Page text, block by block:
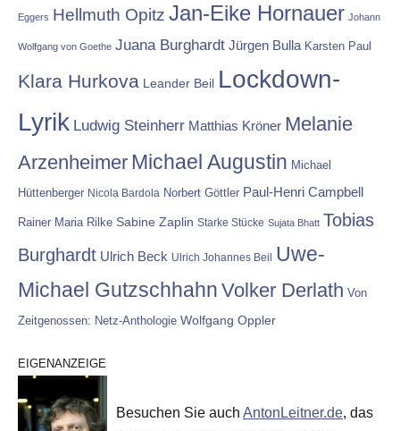
Eggers Hellmuth Opitz Jan-Eike Hornauer Johann
Wolfgang von Goethe Juana Burghardt Jürgen Bulla Karsten Paul
Klara Hurkova Leander Beil Lockdown-
Lyrik Ludwig Steinherr Matthias Kröner Melanie
Arzenheimer Michael Augustin Michael
Hüttenberger Nicola Bardola Norbert Göttler Paul-Henri Campbell
Rainer Maria Rilke Sabine Zaplin Starke Stücke Sujata Bhatt Tobias
Burghardt Ulrich Beck Ulrich Johannes Beil
Uwe-
Michael Gutzschhahn Volker Derlath Von
Zeitgenossen: Netz-Anthologie Wolfgang Oppler
EIGENANZEIGE
Besuchen Sie auch AntonLeitner.de, das